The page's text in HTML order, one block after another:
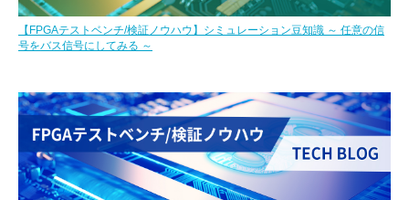
【FPGAテストベンチ/検証ノウハウ】シミュレーション豆知識 ～ 任意の信
号をバス信号にしてみる ～